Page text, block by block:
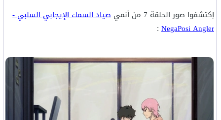
إكتشفوا صور الحلقة 7 من أنمي
صياد السمك الإيجابي السلبي -
NegaPosi Angler
: